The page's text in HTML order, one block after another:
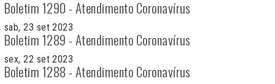
Boletim 1290 - Atendimento Coronavírus
sab, 23 set 2023
Boletim 1289 - Atendimento Coronavírus
sex, 22 set 2023
Boletim 1288 - Atendimento Coronavírus